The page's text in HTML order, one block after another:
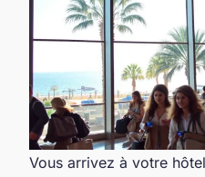
Vous arrivez à votre